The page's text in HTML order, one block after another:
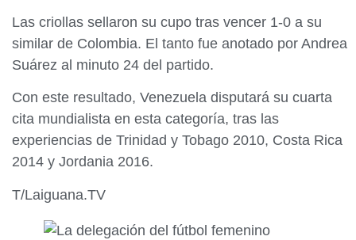
Las criollas sellaron su cupo tras vencer 1-0 a su
similar de Colombia. El tanto fue anotado por Andrea
Suárez al minuto 24 del partido.
Con este resultado, Venezuela disputará su cuarta
cita mundialista en esta categoría, tras las
experiencias de Trinidad y Tobago 2010, Costa Rica
2014 y Jordania 2016.
T/Laiguana.TV